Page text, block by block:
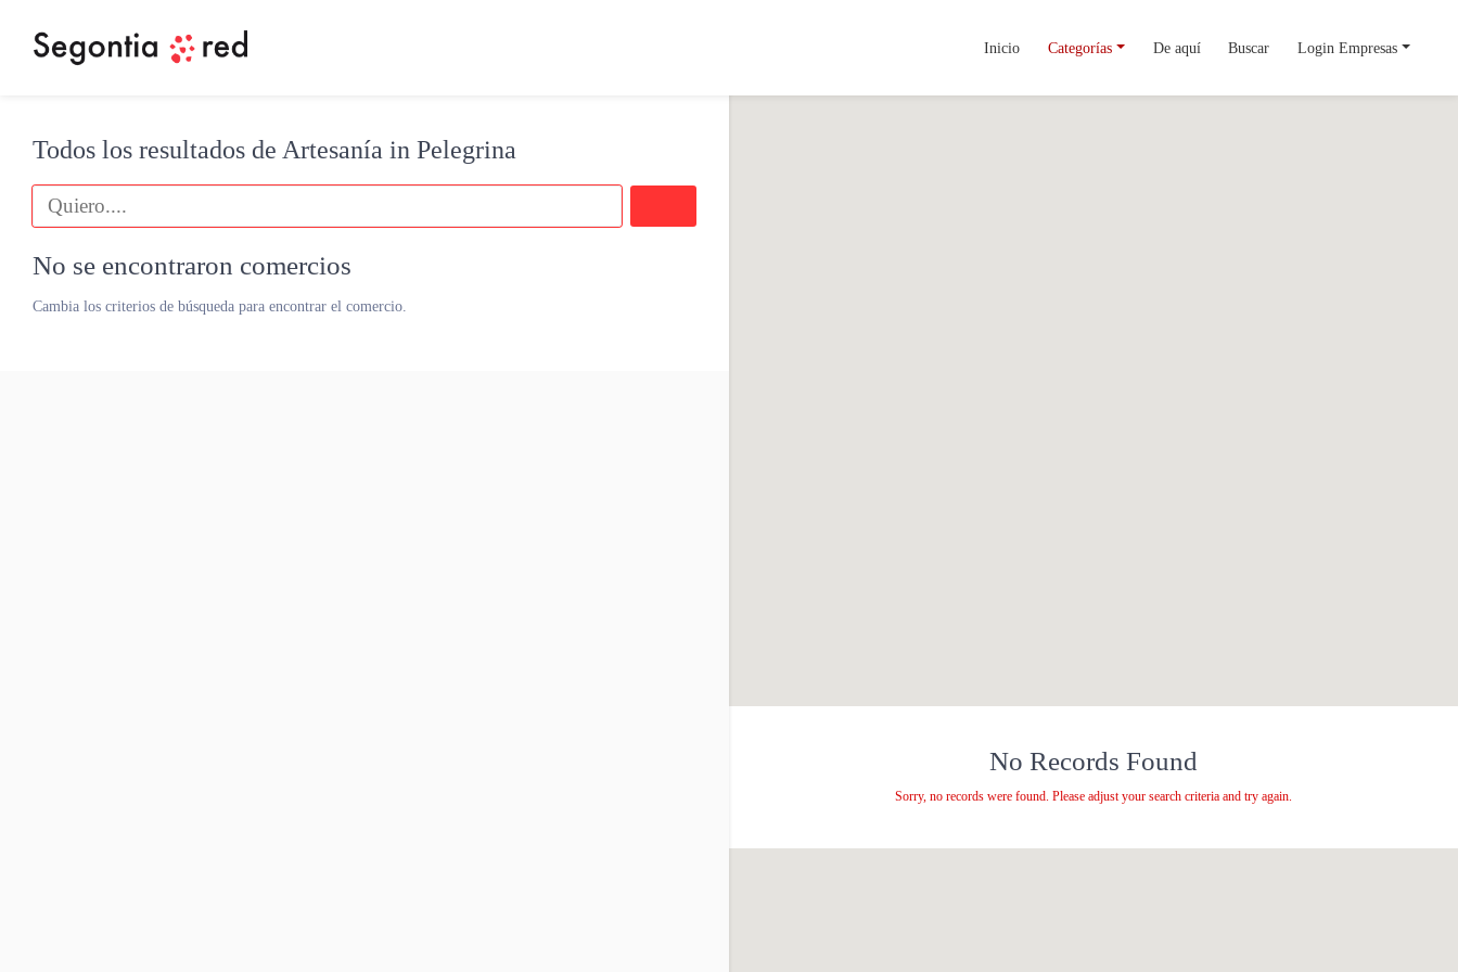
Inicio Categorías De aquí Buscar Login Empresas
Todos los resultados de Artesanía in Pelegrina
No se encontraron comercios
Cambia los criterios de búsqueda para encontrar el comercio.
No Records Found
Sorry, no records were found. Please adjust your search criteria and try again.